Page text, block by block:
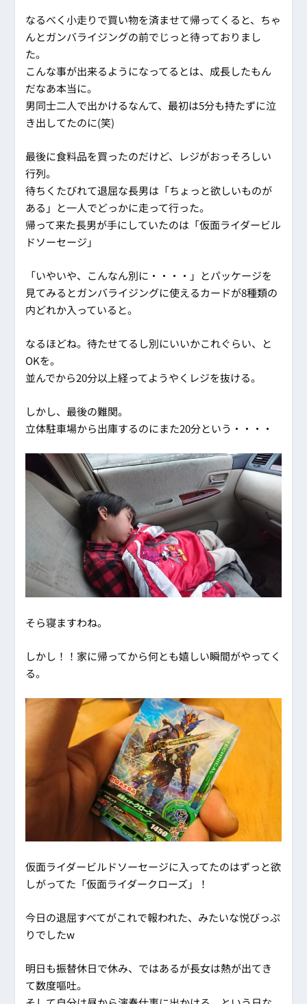
なるべく小走りで買い物を済ませて帰ってくると、ちゃ
んとガンバライジングの前でじっと待っておりまし
た。
こんな事が出来るようになってるとは、成長したもん
だなあ本当に。
男同士二人で出かけるなんて、最初は5分も持たずに泣
き出してたのに(笑)
最後に食料品を買ったのだけど、レジがおっそろしい
行列。
待ちくたびれて退屈な長男は「ちょっと欲しいものが
ある」と一人でどっかに走って行った。
帰って来た長男が手にしていたのは「仮面ライダービル
ドソーセージ」
「いやいや、こんなん別に・・・・」とパッケージを
見てみるとガンバライジングに使えるカードが8種類の
内どれか入っていると。
なるほどね。待たせてるし別にいいかこれぐらい、と
OKを。
並んでから20分以上経ってようやくレジを抜ける。
しかし、最後の難関。
立体駐車場から出庫するのにまた20分という・・・・
そら寝ますわね。
しかし！！家に帰ってから何とも嬉しい瞬間がやってく
る。
仮面ライダービルドソーセージに入ってたのはずっと欲
しがってた「仮面ライダークローズ」！
今日の退屈すべてがこれで報われた、みたいな悦びっぷ
りでしたw
明日も振替休日で休み、ではあるが長女は熱が出てき
て数度嘔吐。